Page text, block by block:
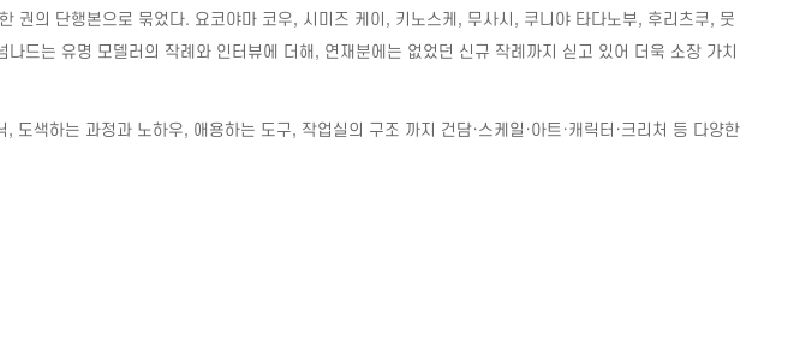
한 권의 단행본으로 묶었다. 요코야마 코우, 시미즈 케이 , 키노스케 , 무사시 , 쿠니야 타다노부, 후리츠쿠, 뭇
드는 유명 모델러의 작례와 인터뷰에 더해 , 연재분에는 없었던 신규 작례까지 싣고 있어 더욱 소장 가치
, 도색하는 과정과 노하우, 애용하는 도구, 작업실의 구조 까지 건담·스케일 ·아트 ·캐릭터 ·크리처 등 다양한